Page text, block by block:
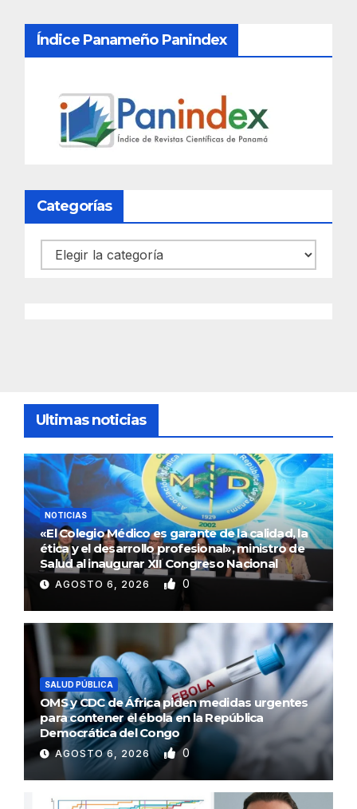
Índice Panameño Panindex
Categorías
Categorías
Ultimas noticias
NOTICIAS
«El Colegio Médico es garante de la calidad, la
ética y el desarrollo profesional», ministro de
Salud al inaugurar XII Congreso Nacional
AGOSTO 6, 2026 0
SALUD PÚBLICA
OMS y CDC de África piden medidas urgentes
para contener el ébola en la República
Democrática del Congo
AGOSTO 6, 2026 0